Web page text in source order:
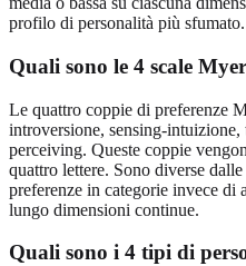
profilo di personalità più sfumato.
Quali sono le 4 scale
Le quattro coppie di preferenze
introversione, sensing-
perceiving. Queste coppie
quattro lettere. Sono diverse
preferenze in categorie invece di
lungo dimensioni continue.
Quali sono i 4 tipi di